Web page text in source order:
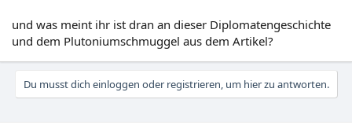
und was meint ihr ist dran an dieser Diplomatengeschichte
und dem Plutoniumschmuggel aus dem Artikel?
Du musst dich einloggen oder registrieren, um hier zu antworten.